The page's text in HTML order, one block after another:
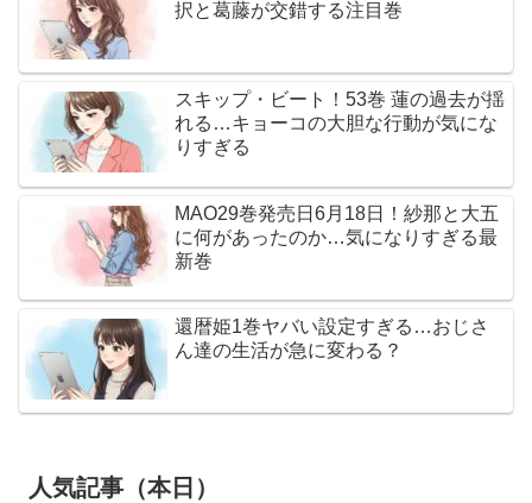
択と葛藤が交錯する注目巻
スキップ・ビート！53巻 蓮の過去が揺
れる…キョーコの大胆な行動が気にな
りすぎる
MAO29巻発売日6月18日！紗那と大五
に何があったのか…気になりすぎる最
新巻
還暦姫1巻ヤバい設定すぎる…おじさ
ん達の生活が急に変わる？
人気記事（本日）